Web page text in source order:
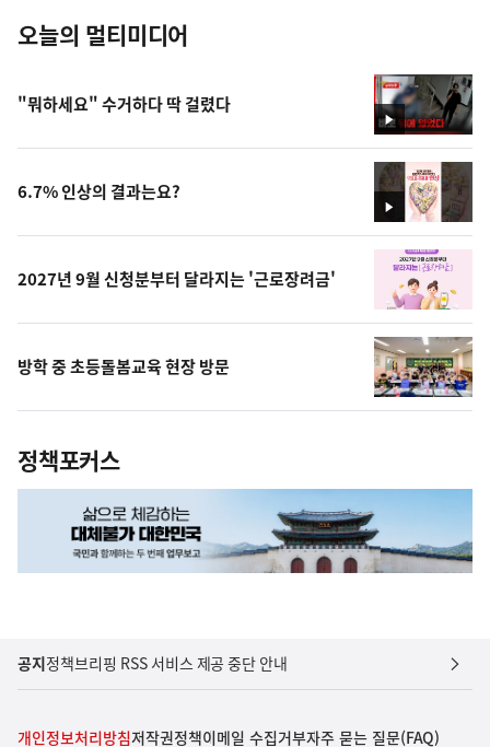
오늘의 멀티미디어
영
상
"뭐하세요" 수거하다 딱 걸렸다
영
상
6.7% 인상의 결과는요?
2027년 9월 신청분부터 달라지는 '근로장려금'
방학 중 초등돌봄교육 현장 방문
정책포커스
공지정책브리핑 RSS 서비스 제공 중단 안내
개인정보처리방침저작권정책이메일 수집거부자주 묻는 질문(FAQ)